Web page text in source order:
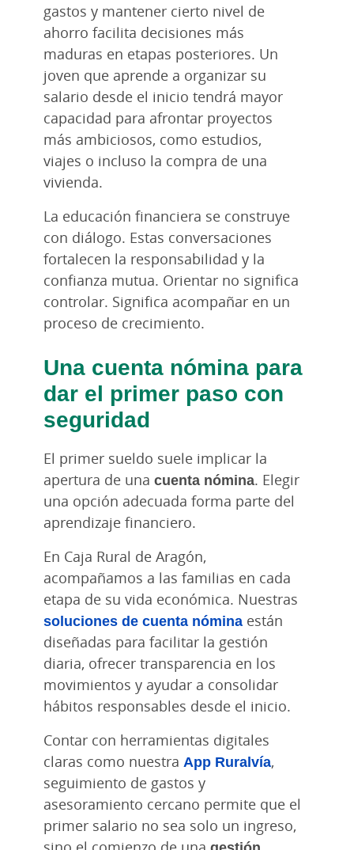
gastos y mantener cierto nivel de
ahorro facilita decisiones más
maduras en etapas posteriores. Un
joven que aprende a organizar su
salario desde el inicio tendrá mayor
capacidad para afrontar proyectos
más ambiciosos, como estudios,
viajes o incluso la compra de una
vivienda.
La educación financiera se construye
con diálogo. Estas conversaciones
fortalecen la responsabilidad y la
confianza mutua. Orientar no significa
controlar. Significa acompañar en un
proceso de crecimiento.
Una cuenta nómina para
dar el primer paso con
seguridad
El primer sueldo suele implicar la
apertura de una cuenta nómina. Elegir
una opción adecuada forma parte del
aprendizaje financiero.
En Caja Rural de Aragón,
acompañamos a las familias en cada
etapa de su vida económica. Nuestras
soluciones de cuenta nómina están
diseñadas para facilitar la gestión
diaria, ofrecer transparencia en los
movimientos y ayudar a consolidar
hábitos responsables desde el inicio.
Contar con herramientas digitales
claras como nuestra App Ruralvía,
seguimiento de gastos y
asesoramiento cercano permite que el
primer salario no sea solo un ingreso,